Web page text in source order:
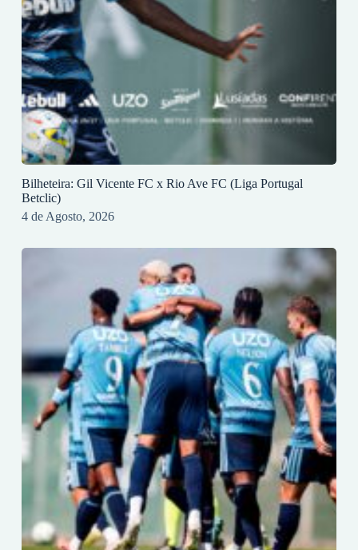
Bilheteira: Gil Vicente FC x Rio Ave FC (Liga Portugal
Betclic)
4 de Agosto, 2026